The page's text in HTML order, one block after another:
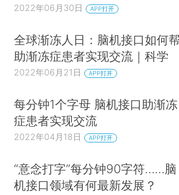
2022年06月30日 APP打开
全球渐冻人日：脑机接口如何
助渐冻症患者实现交流｜科学
2022年06月21日 APP打开
每分钟1个字母 脑机接口助渐冻
症患者实现交流
2022年04月18日 APP打开
“意念打字”每分钟90字符……脑
机接口领域有何最新发展？